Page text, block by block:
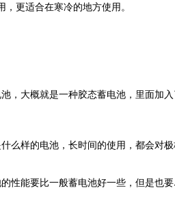
更适合在寒冷的地方使用。
，大概就是一种胶态蓄电池，里面加
么样的电池，长时间的使用，都会对极
性能要比一般蓄电池好一些，但是也要